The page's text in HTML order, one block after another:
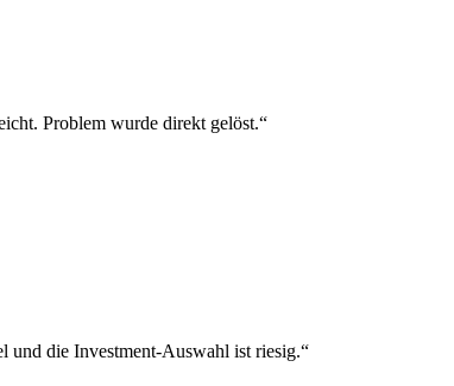
Problem wurde direkt gelöst.“
und die Investment-Auswahl ist riesig.“